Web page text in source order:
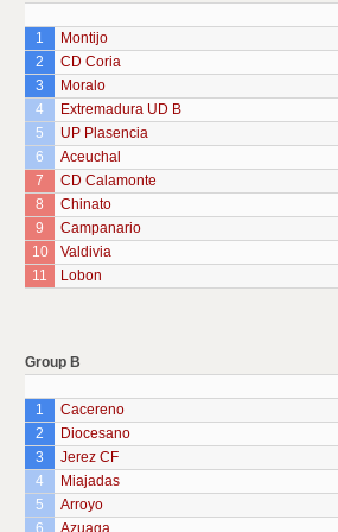
1
Montijo
2
CD Coria
3
Moralo
4
Extremadura UD B
5
UP Plasencia
6
Aceuchal
7
CD Calamonte
8
Chinato
9
Campanario
10
Valdivia
11
Lobon
Group B
1
Cacereno
2
Diocesano
3
Jerez CF
4
Miajadas
5
Arroyo
6
Azuaga